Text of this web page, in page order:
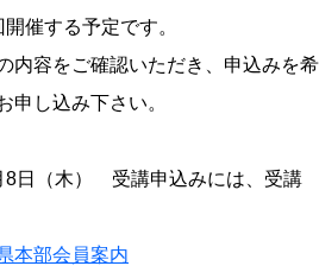
催する予定です。
内容をご確認いただき、申込みを希
申し込み下さい。
8日（木） 受講申込みには、受講
本部会員案内